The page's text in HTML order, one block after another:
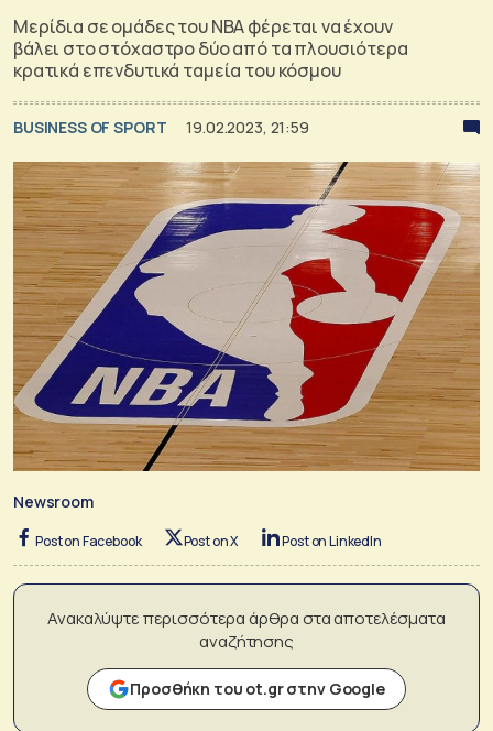
Mερίδια σε ομάδες τoυ ΝΒΑ φέρεται να έχουν
βάλει στο στόχαστρο δύο από τα πλουσιότερα
κρατικά επενδυτικά ταμεία του κόσμου
BUSINESS OF SPORT 19.02.2023, 21:59
Newsroom
Post on Facebook Post on X Post on LinkedIn
Ανακαλύψτε περισσότερα άρθρα στα αποτελέσματα
αναζήτησης
Προσθήκη του ot.gr στην Google